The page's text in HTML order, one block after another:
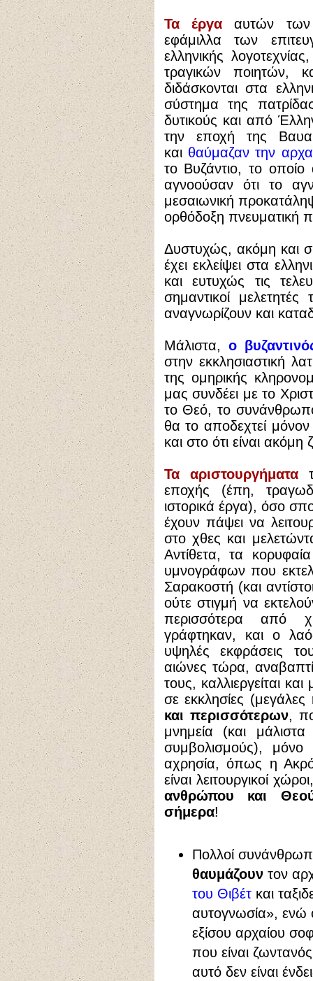
Τα έργα
αυτών των
εφάμιλλα των
ελληνικής
τραγικών ποιητών,
διδάσκονται στα
σύστημα της
δυτικούς και από
την εποχή της
και θαύμαζαν την
το Βυζάντιο, το
αγνοούσαν ότι το
μεσαιωνική
ορθόδοξη πνευματική
Δυστυχώς, ακόμη και
έχει εκλείψει στα
και ευτυχώς τις
σημαντικοί
αναγνωρίζουν και
Μάλιστα, ο
στην εκκλησιαστική
της ομηρικής
μας συνδέει με το
το Θεό, το
θα το αποδεχτεί
και στο ότι είναι ακόμη
Τα αριστουργήματα
εποχής (έπη,
ιστορικά έργα), όσο
έχουν πάψει να
στο χθες και
Αντίθετα, τα
υμνογράφων που
Σαρακοστή (και
ούτε στιγμή να
περισσότερα από
γράφτηκαν, και ο
υψηλές εκφράσεις
αιώνες τώρα,
τους, καλλιεργείται
σε εκκλησίες (μεγάλες
και περισσότερων,
μνημεία (και
συμβολισμούς),
αχρησία, όπως η
είναι λειτουργικοί
ανθρώπου και
σήμερα!
Πολλοί
θαυμάζουν τον
του Θιβέτ και
αυτογνωσία», ενώ
εξίσου αρχαίου
που είναι
αυτό δεν είναι